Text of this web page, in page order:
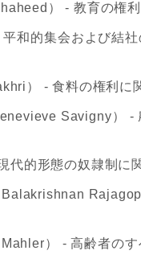
） -教育の権
平和的集会および結
） -食料の権利に
Savigny） -
代的形態の奴隷制に
Balakrishnan
） -高齢者の